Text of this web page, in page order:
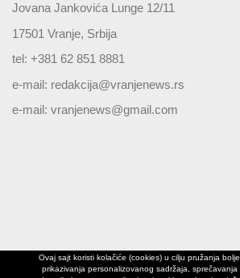
Jovana Jankovića Lunge 12/11
17501 Vranje, Srbija
tel: +381 62 851 8881
e-mail: redakcija@vranjenews.rs
e-mail: vranjenews@gmail.com
Copyright © 2026
Ovaj sajt koristi kolačiće (cookies) u cilju pružanja
prikazivanja personalizovanog sadržaja,